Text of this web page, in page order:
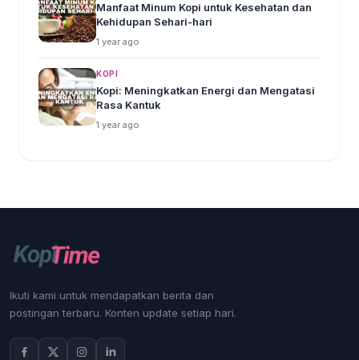
Manfaat Minum Kopi untuk Kesehatan dan
Kehidupan Sehari-hari
1 year ago
KOPI
Kopi: Meningkatkan Energi dan Mengatasi
Rasa Kantuk
1 year ago
Ikuti kami untuk mendapatkan berita dan
postingan terbaru. Konten update setiap hari.